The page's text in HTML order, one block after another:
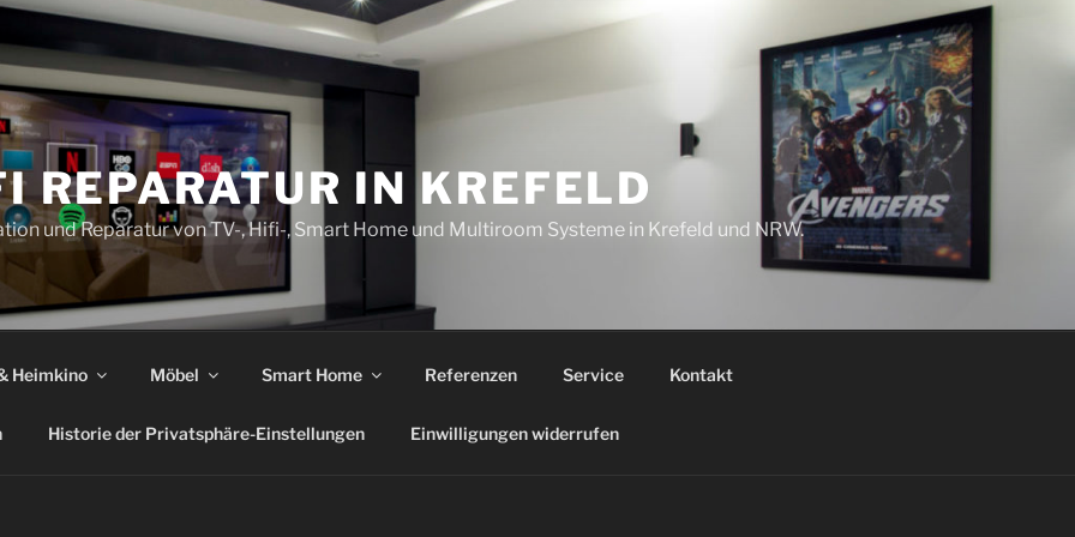
REPARATUR IN KREFELD
und Reparatur von TV-, Hifi-, Smart Home und Multiroom Systeme in Krefeld und NRW.
Heimkino Möbel Smart Home Referenzen Service Kontakt
Historie der Privatsphäre-Einstellungen Einwilligungen widerrufen